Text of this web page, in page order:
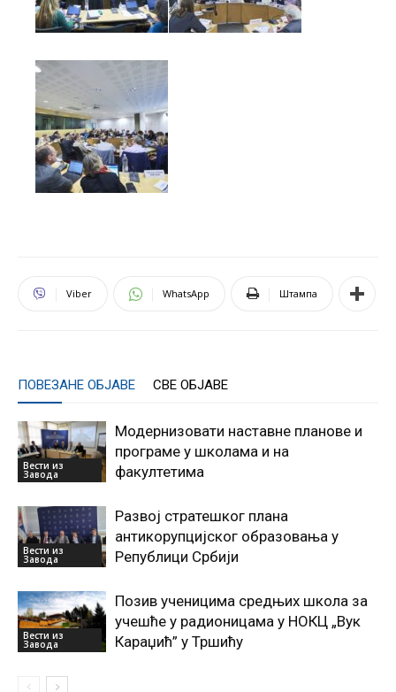
Viber WhatsApp Штампа
ПОВЕЗАНЕ ОБЈАВЕ СВЕ ОБЈАВЕ
Вести из
Завода
Модернизовати наставне планове и
програме у школама и на
факултетима
Вести из
Завода
Развој стратешког плана
антикорупцијског образовања у
Републици Србији
Вести из
Завода
Позив ученицима средњих школа за
учешће у радионицама у НОКЦ „Вук
Караџић” у Тршићу